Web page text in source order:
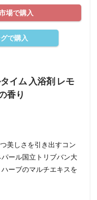
場で購入
で購入
イム 入浴剤 レモ
香り
美しさを引き出すコン
ール国立トリブバン大
ーブのマルチエキスを